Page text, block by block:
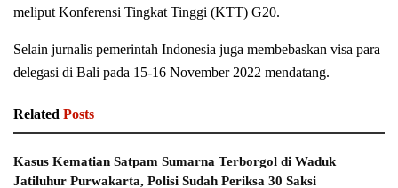
meliput Konferensi Tingkat Tinggi (KTT) G20.
Selain jurnalis pemerintah Indonesia juga membebaskan visa para
delegasi di Bali pada 15-16 November 2022 mendatang.
Related Posts
Kasus Kematian Satpam Sumarna Terborgol di Waduk
Jatiluhur Purwakarta, Polisi Sudah Periksa 30 Saksi